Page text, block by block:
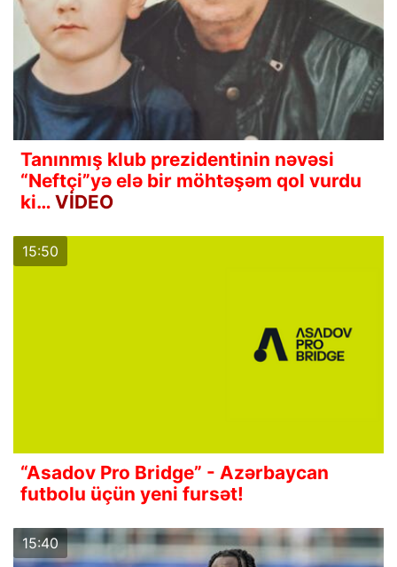
Tanınmış klub prezidentinin nəvəsi
“Neftçi”yə elə bir möhtəşəm qol vurdu
ki… VİDEO
15:50
“Asadov Pro Bridge” - Azərbaycan
futbolu üçün yeni fursət!
15:40